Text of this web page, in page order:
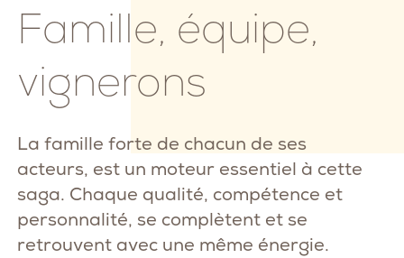
Famille, équipe,
vignerons
La famille forte de chacun de ses
acteurs, est un moteur essentiel à cette
saga. Chaque qualité, compétence et
personnalité, se complètent et se
retrouvent avec une même énergie.